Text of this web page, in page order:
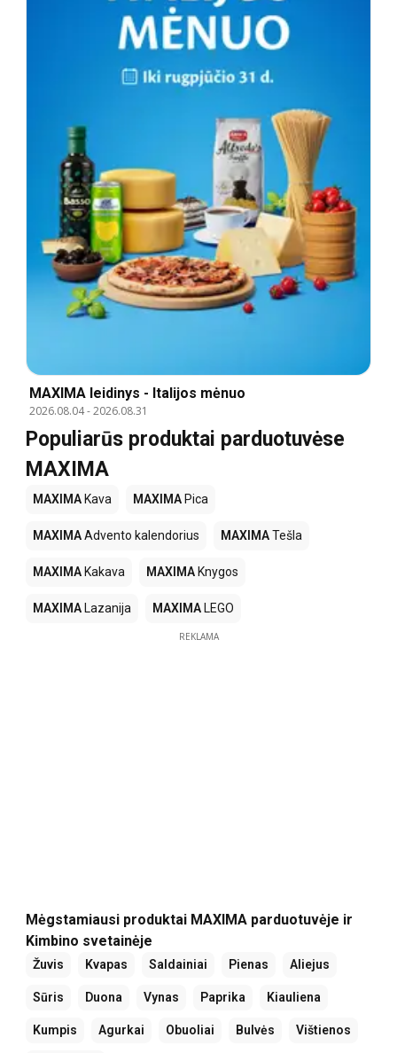
MAXIMA leidinys - Italijos mėnuo
2026.08.04-2026.08.31
Populiarūs produktai parduotuvėse
MAXIMA
MAXIMA Kava MAXIMA Pica
MAXIMAAdvento kalendorius MAXIMATešla
MAXIMA Kakava MAXIMA Knygos
MAXIMA Lazanija MAXIMA LEGO
REKLAMA
Mėgstamiausi produktai MAXIMA parduotuvėje ir
Kimbino svetainėje
Žuvis Kvapas Saldainiai Pienas Aliejus
Sūris Duona Vynas Paprika Kiauliena
Kumpis Agurkai Obuoliai Bulvės Vištienos